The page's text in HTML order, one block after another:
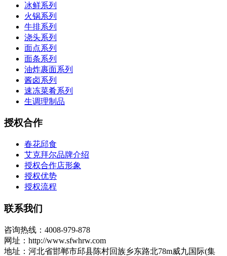
冰鲜系列
火锅系列
牛排系列
浇头系列
面点系列
面条系列
油炸裹面系列
酱卤系列
速冻菜肴系列
生调理制品
授权合作
春花邱食
艾克拜尔品牌介绍
授权合作店形象
授权优势
授权流程
联系我们
咨询热线：4008-979-878
网址：http://www.sfwhrw.com
地址：河北省邯郸市邱县陈村回族乡东路北78m威九国际(集